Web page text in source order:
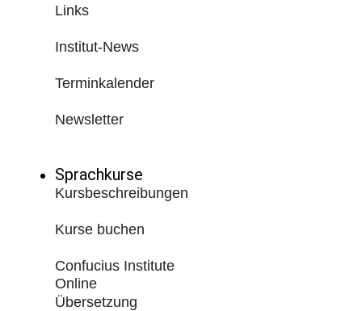
Links
Institut-News
Terminkalender
Newsletter
Sprachkurse
Kursbeschreibungen
Kurse buchen
Confucius Institute
Online
Übersetzung